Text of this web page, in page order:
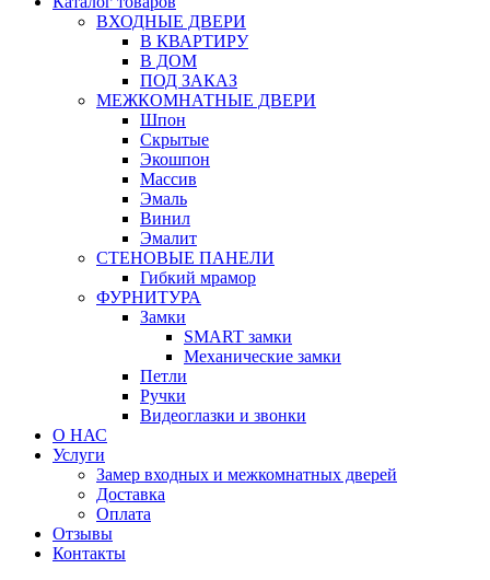
ВХОДНЫЕ ДВЕРИ
В КВАРТИРУ
В ДОМ
ПОД ЗАКАЗ
МЕЖКОМНАТНЫЕ ДВЕРИ
Шпон
Скрытые
Экошпон
Массив
Эмаль
Винил
Эмалит
СТЕНОВЫЕ ПАНЕЛИ
Гибкий мрамор
ФУРНИТУРА
Замки
SMART замки
Механические замки
Петли
Ручки
Видеоглазки и звонки
О НАС
Услуги
Замер входных и межкомнатных дверей
Доставка
Оплата
Отзывы
Контакты